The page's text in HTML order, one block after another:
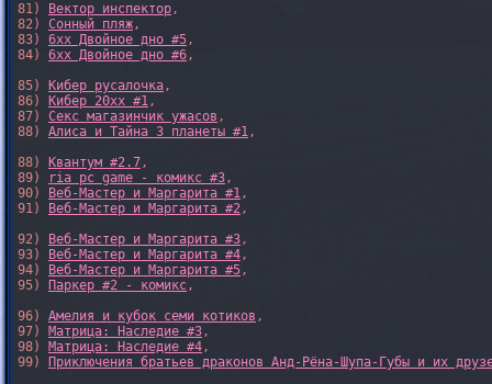
81)
Вектор инспектор,
82) Сонный пляж,
83) 6xx Двойное дно #5,
84) 6xx Двойное дно #6,
85)
Кибер русалочка,
86)
Кибер 20xx #1,
87) Секс магазинчик ужасов ,
88) Алиса и Тайна 3 планеты #1,
88)
Квантум #2.7,
89)
ria pc game - комикс #3,
90)
Веб-Мастер и Маргарита #1,
91)
Веб-Мастер и Маргарита #2,
92)
Веб-Мастер и Маргарита #3,
93)
Веб-Мастер и Маргарита #4,
94)
Веб-Мастер и Маргарита #5,
95)
Паркер #2 - комикс,
96) Амелия и кубок семи котиков ,
97) Матрица: Наследие #3,
98) Матрица: Наследие #4,
99)
Приключения братьев драконов Анд-Рёна-Шупа-Губы и их